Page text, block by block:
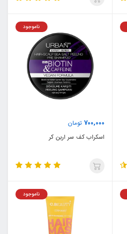
700,000 تومان
ناموجود
اسکراب کف سر اربن کر
ناموجود